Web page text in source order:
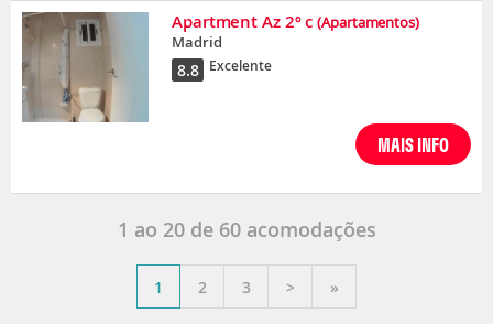
Apartment Az 2º c (Apartamentos)
Madrid
8.8 Excelente
MAIS INFO
1 ao 20de 60 acomodações
1 2 3 > »